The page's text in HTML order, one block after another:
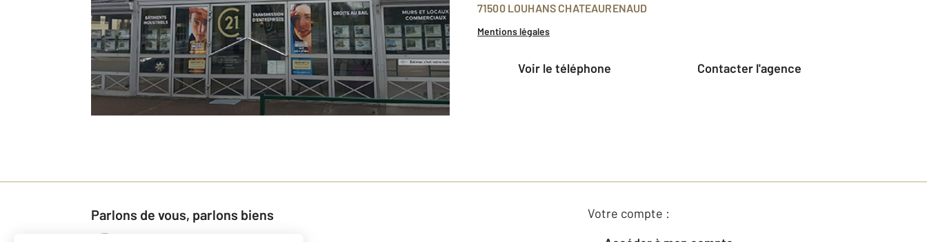
71500 LOUHANS CHATEAURENAUD
Mentions légales
voir le téléphone Contacter l'agence
Parlons de vous, parlons biens
Votre compte :